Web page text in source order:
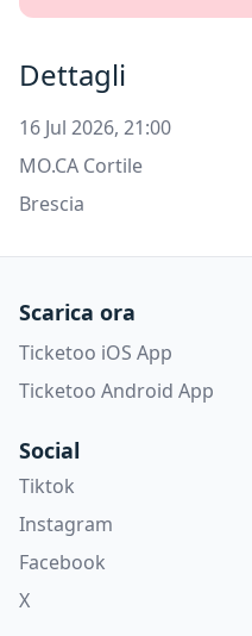
Dettagli
16 Jul 2026, 21:00
MO.CA Cortile
Brescia
Scarica ora
Ticketoo iOS App
Ticketoo Android App
Social
Tiktok
Instagram
Facebook
X